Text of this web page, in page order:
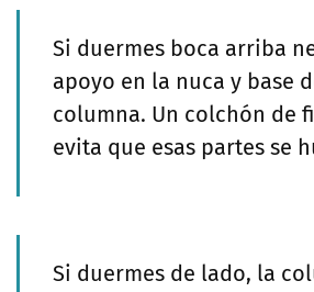
Si duermes boca arriba
apoyo en la nuca y base
columna. Un colchón de
evita que esas partes se
Si duermes de lado, la